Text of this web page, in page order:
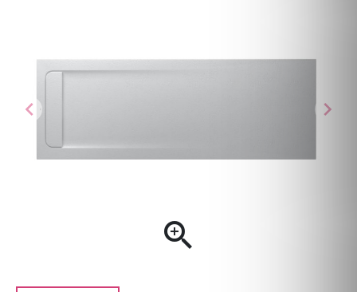
chevron_left

chevron_right